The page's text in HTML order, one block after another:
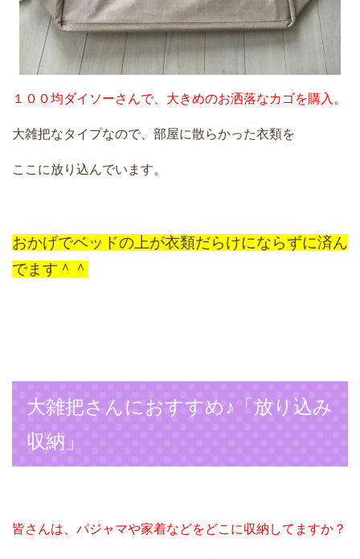
１００均ダイソーさんで、大きめのお洒落なカゴを購入。
大雑把なタイプなので、部屋に散らかった衣類を
ここに放り込んでいます。
おかげでベッドの上が衣類だらけにならずに済ん
でます＾＾
大雑把さんにおすすめ♪「放り込み
収納」
皆さんは、パジャマや家着などをどこに収納してますか？